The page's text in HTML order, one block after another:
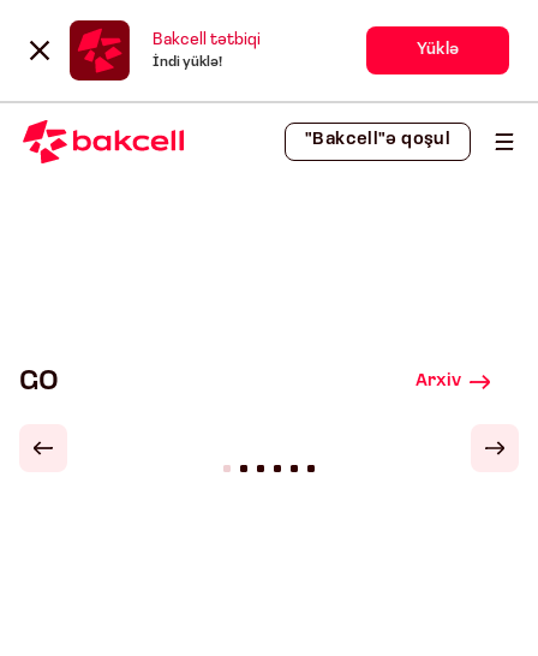
Bakcell tətbiqi
İndi yüklə!
Yüklə
"Bakcell"ə qoşul
GO Arxiv